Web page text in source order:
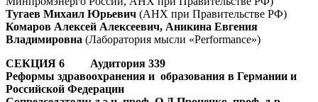
Тугаев Михаил Юрьевич (АНХ при Правительстве РФ)
Комаров Алексей Алексеевич, Аникина Евгения
Владимировна (Лаборатория мысли «Performance»)
СЕКЦИЯ 6 Аудитория 339
Реформы здравоохранения и образования в Германии и
Российской Федерации